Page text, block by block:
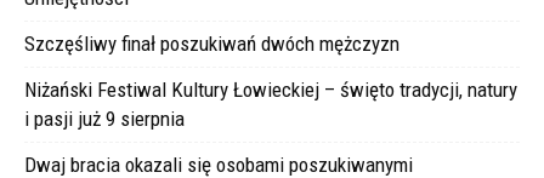
Szczęśliwy finał poszukiwań dwóch mężczyzn
Niżański Festiwal Kultury Łowieckiej – święto tradycji, natury
i pasji już 9 sierpnia
Dwaj bracia okazali się osobami poszukiwanymi